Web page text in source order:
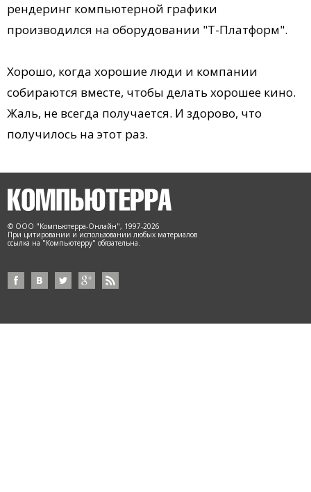
рендеринг компьютерной графики
производился на оборудовании "Т-Платформ".
Хорошо, когда хорошие люди и компании
собираются вместе, чтобы делать хорошее кино.
Жаль, не всегда получается. И здорово, что
получилось на этот раз.
© ООО "Компьютерра-Онлайн", 1997-2026
При цитировании и использовании любых материалов
ссылка на "Компьютерру" обязательна.